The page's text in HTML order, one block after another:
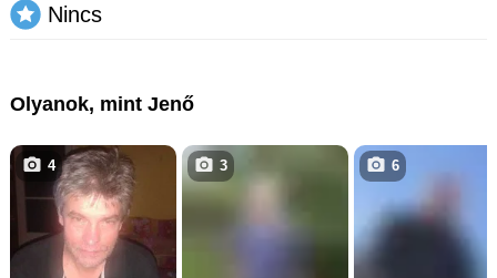
Nincs
Olyanok, mint Jenő
4 3 6